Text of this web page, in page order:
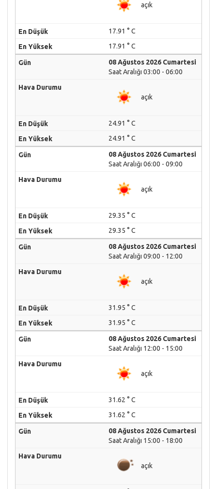
açık
17.91 ° C
17.91 ° C
08 Ağustos 2026 Cumartesi
Saat Aralığı 03:00 - 06:00
açık
24.91 ° C
24.91 ° C
08 Ağustos 2026 Cumartesi
Saat Aralığı 06:00 - 09:00
açık
29.35 ° C
29.35 ° C
08 Ağustos 2026 Cumartesi
Saat Aralığı 09:00 - 12:00
açık
31.95 ° C
31.95 ° C
08 Ağustos 2026 Cumartesi
Saat Aralığı 12:00 - 15:00
açık
31.62 ° C
31.62 ° C
08 Ağustos 2026 Cumartesi
Saat Aralığı 15:00 - 18:00
açık